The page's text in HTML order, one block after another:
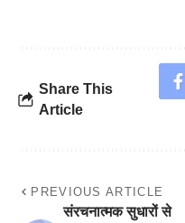
Share This
Article
PREVIOUS ARTICLE
संरचनात्मक सुधारों से